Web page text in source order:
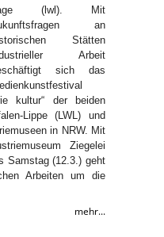
(lwl). Mit
an
Stätten
Arbeit
sich das
kultur“ der beiden
Lippe (LWL) und
in NRW. Mit
Ziegelei
Samstag (12.3.) geht
Arbeiten um die
mehr...